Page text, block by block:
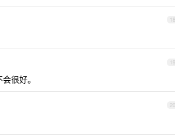
18
19
很好。
20